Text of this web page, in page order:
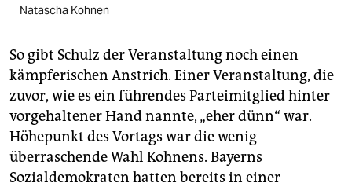
Natascha Kohnen
So gibt Schulz der Veranstaltung noch einen
kämpferischen Anstrich. Einer Veranstaltung, die
zuvor, wie es ein führendes Parteimitglied hinter
vorgehaltener Hand nannte, „eher dünn“ war.
Höhepunkt des Vortags war die wenig
überraschende Wahl Kohnens. Bayerns
Sozialdemokraten hatten bereits in einer